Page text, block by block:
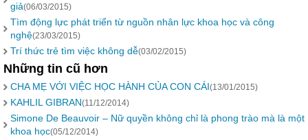
giả(06/03/2015)
Tìm động lực phát triển từ nguồn nhân lực khoa học và công
nghệ(23/03/2015)
Trí thức trẻ tìm việc không dễ(03/02/2015)
Những tin cũ hơn
CHA MẸ VỚI VIỆC HỌC HÀNH CỦA CON CÁI(13/01/2015)
KAHLIL GIBRAN(11/12/2014)
Simone De Beauvoir – Nữ quyền không chỉ là phong trào mà là một
khoa học(05/12/2014)